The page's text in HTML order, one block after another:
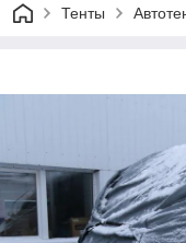
Тенты